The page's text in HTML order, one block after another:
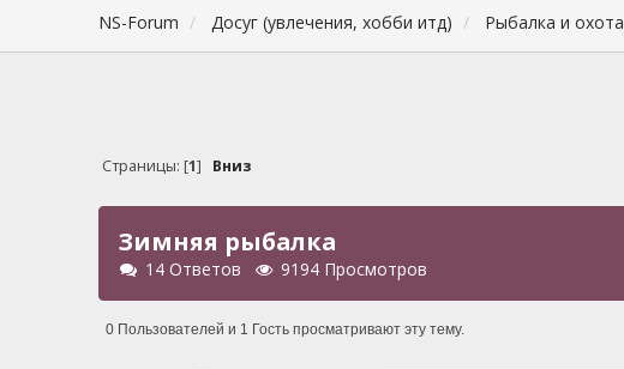
NS-Forum Досуг (увлечения, хобби итд) Рыбалка и охота
Страницы: [1] Вниз
Зимняя рыбалка
14 Ответов 9194 Просмотров
0 Пользователей и 1 Гость просматривают эту тему.